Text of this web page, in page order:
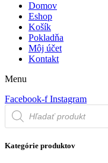
Domov
Eshop
Košík
Pokladňa
Môj účet
Kontakt
Menu
Facebook-f Instagram
Products
search
Kategórie produktov